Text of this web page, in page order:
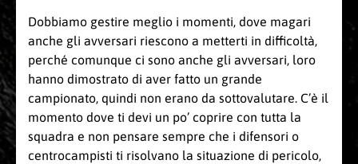
Dobbiamo gestire meglio i momenti, dove magari
anche gli avversari riescono a metterti in difficoltà,
perché comunque ci sono anche gli avversari, loro
hanno dimostrato di aver fatto un grande
campionato, quindi non erano da sottovalutare. C’è il
momento dove ti devi un po’ coprire con tutta la
squadra e non pensare sempre che i difensori o
centrocampisti ti risolvano la situazione di pericolo,